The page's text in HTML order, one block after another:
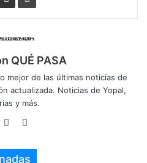
QUÉ PASA
mejor de las últimas noticias de
actualizada. Noticias de Yopal,
y más.
Sitio Facebook
Twitter